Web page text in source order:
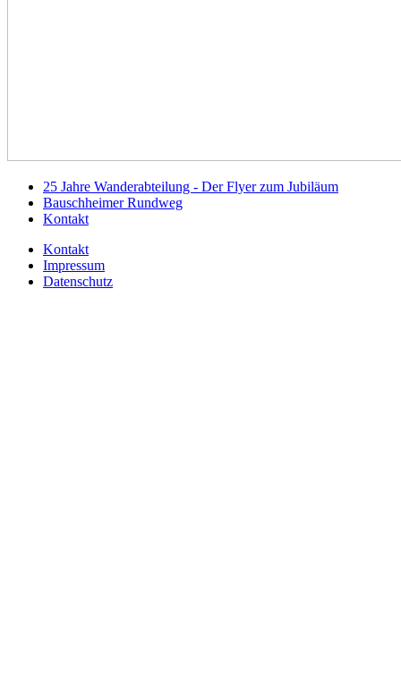
25 Jahre Wanderabteilung - Der Flyer zum Jubiläum
Bauschheimer Rundweg
Kontakt
Kontakt
Impressum
Datenschutz